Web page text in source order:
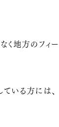
地方のフィー
ている方には、